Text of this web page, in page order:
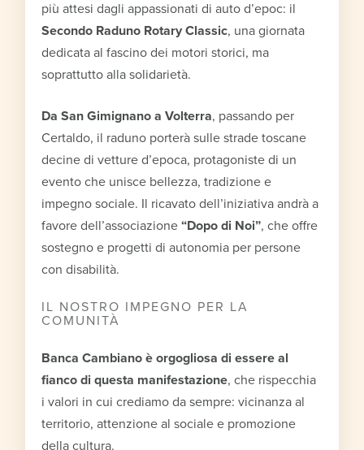
più attesi dagli appassionati di auto d’epoc: il
Secondo Raduno Rotary Classic, una giornata
dedicata al fascino dei motori storici, ma
soprattutto alla solidarietà.
Da San Gimignano a Volterra, passando per
Certaldo, il raduno porterà sulle strade toscane
decine di vetture d’epoca, protagoniste di un
evento che unisce bellezza, tradizione e
impegno sociale. Il ricavato dell’iniziativa andrà a
favore dell’associazione“Dopo di Noi”, che offre
sostegno e progetti di autonomia per persone
con disabilità.
IL NOSTRO IMPEGNO PER LA
COMUNITÀ
Banca Cambiano è orgogliosa di essere al
fianco di questa manifestazione, che rispecchia
i valori in cui crediamo da sempre: vicinanza al
territorio, attenzione al sociale e promozione
della cultura.